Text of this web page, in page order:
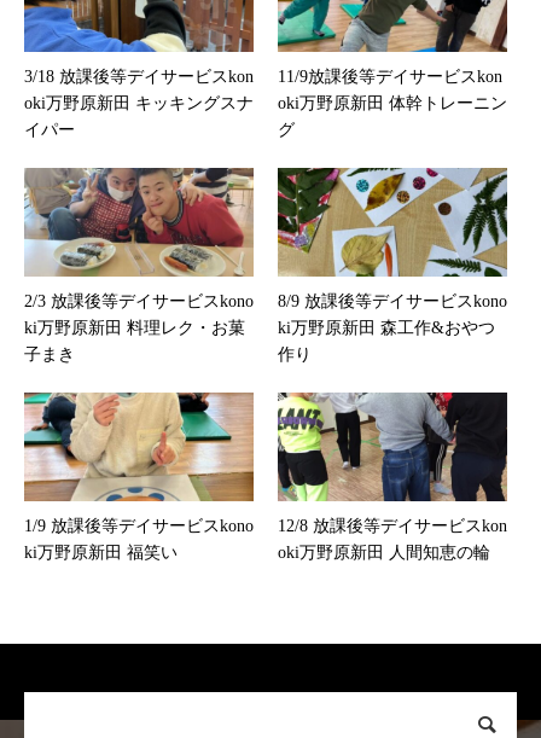
3/18 放課後等デイサービスkon
oki万野原新田 キッキングスナ
イパー
11/9放課後等デイサービスkon
oki万野原新田 体幹トレーニン
グ
2/3 放課後等デイサービスkono
ki万野原新田 料理レク・お菓
子まき
8/9 放課後等デイサービスkono
ki万野原新田 森工作&おやつ
作り
1/9 放課後等デイサービスkono
ki万野原新田 福笑い
12/8 放課後等デイサービスkon
oki万野原新田 人間知恵の輪